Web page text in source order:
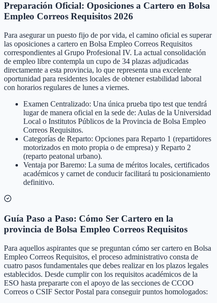
Preparación Oficial: Oposiciones a Cartero en Bolsa
Empleo Correos Requisitos 2026
Para asegurar un puesto fijo de por vida, el camino oficial es superar
las oposiciones a cartero en Bolsa Empleo Correos Requisitos
correspondientes al Grupo Profesional IV. La actual consolidación
de empleo libre contempla un cupo de 34 plazas adjudicadas
directamente a esta provincia, lo que representa una excelente
oportunidad para residentes locales de obtener estabilidad laboral
con horarios regulares de lunes a viernes.
Examen Centralizado: Una única prueba tipo test que tendrá
lugar de manera oficial en la sede de: Aulas de la Universidad
Local o Institutos Públicos de la Provincia de Bolsa Empleo
Correos Requisitos.
Categorías de Reparto: Opciones para Reparto 1 (repartidores
motorizados en moto propia o de empresa) y Reparto 2
(reparto peatonal urbano).
Ventaja por Baremo: La suma de méritos locales, certificados
académicos y carnet de conducir facilitará tu posicionamiento
definitivo.
Guía Paso a Paso: Cómo Ser Cartero en la
provincia de Bolsa Empleo Correos Requisitos
Para aquellos aspirantes que se preguntan cómo ser cartero en Bolsa
Empleo Correos Requisitos, el proceso administrativo consta de
cuatro pasos fundamentales que debes realizar en los plazos legales
establecidos. Desde cumplir con los requisitos académicos de la
ESO hasta prepararte con el apoyo de las secciones de CCOO
Correos o CSIF Sector Postal para conseguir puntos homologados: